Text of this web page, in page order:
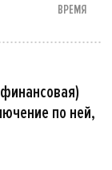
ВРЕМЯ
по ней,